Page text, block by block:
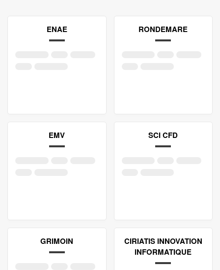
ENAE RONDEMARE
EMV SCI CFD
GRIMOIN
CIRIATIS INNOVATION
INFORMATIQUE